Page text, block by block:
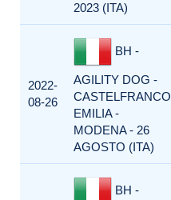
2023 (ITA)
2022-
08-26
BH -
AGILITY DOG -
CASTELFRANCO
EMILIA -
MODENA - 26
AGOSTO (ITA)
BH -